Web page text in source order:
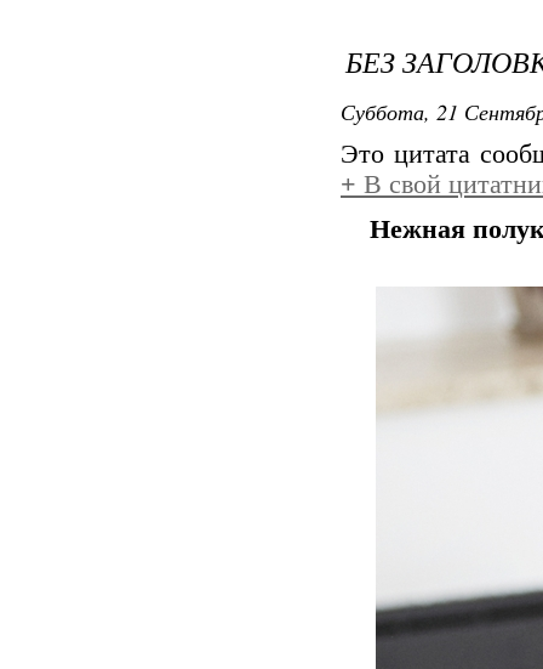
БЕЗ
Суббота, 21
Это цитата
+ В свой
Нежная